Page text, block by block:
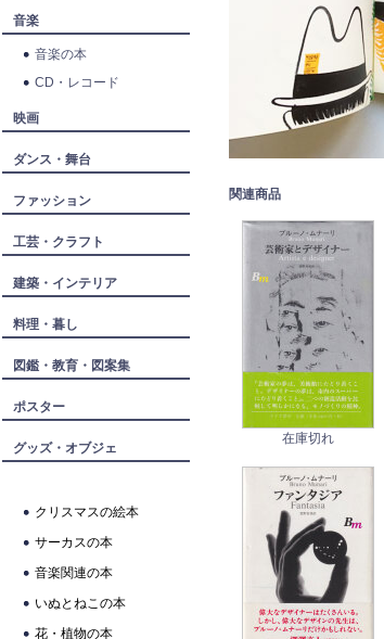
音楽
音楽の本
CD・レコード
映画
ダンス・舞台
ファッション
工芸・クラフト
建築・インテリア
料理・暮し
図鑑・教育・図案集
ポスター
グッズ・オブジェ
クリスマスの絵本
サーカスの本
音楽関連の本
いぬとねこの本
花・植物の本
関連商品
在庫切れ